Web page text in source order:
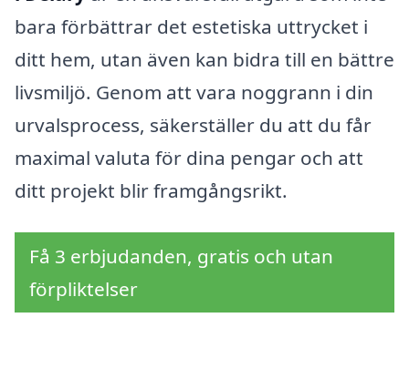
bara förbättrar det estetiska uttrycket i
ditt hem, utan även kan bidra till en bättre
livsmiljö. Genom att vara noggrann i din
urvalsprocess, säkerställer du att du får
maximal valuta för dina pengar och att
ditt projekt blir framgångsrikt.
Få 3 erbjudanden, gratis och utan
förpliktelser